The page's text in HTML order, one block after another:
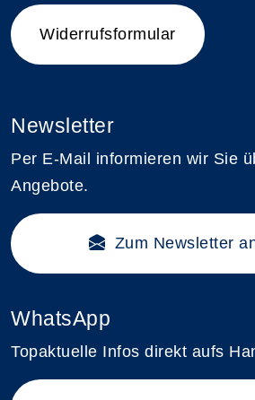
Widerrufsformular
Newsletter
Per E-Mail informieren wir Sie
Angebote.
Zum Newsletter
WhatsApp
Topaktuelle Infos direkt aufs